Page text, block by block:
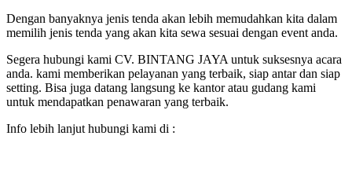
Dengan banyaknya jenis tenda akan lebih memudahkan kita dalam
memilih jenis tenda yang akan kita sewa sesuai dengan event anda.
Segera hubungi kami CV. BINTANG JAYA untuk suksesnya acara
anda. kami memberikan pelayanan yang terbaik, siap antar dan siap
setting. Bisa juga datang langsung ke kantor atau gudang kami
untuk mendapatkan penawaran yang terbaik.
Info lebih lanjut hubungi kami di :